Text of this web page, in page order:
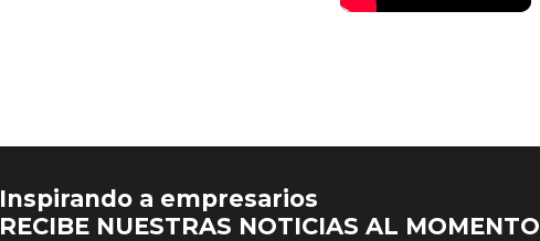
Inspirando a empresarios
RECIBE NUESTRAS NOTICIAS AL MOMENTO